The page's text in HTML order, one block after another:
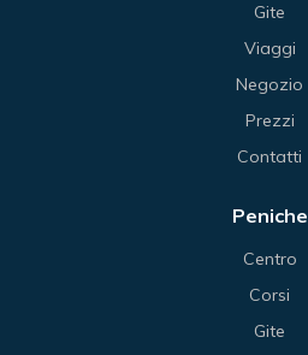
Gite
Viaggi
Negozio
Prezzi
Contatti
Peniche
Centro
Corsi
Gite